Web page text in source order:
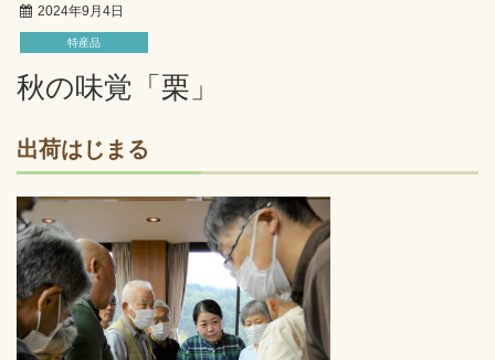
2024年9月4日
特産品
秋の味覚「栗」
出荷はじまる